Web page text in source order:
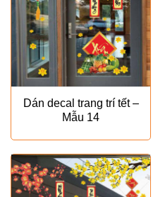
Dán decal trang trí tết –
Mẫu 14